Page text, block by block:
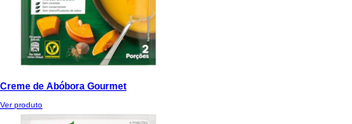
Creme de Abóbora Gourmet
Ver produto